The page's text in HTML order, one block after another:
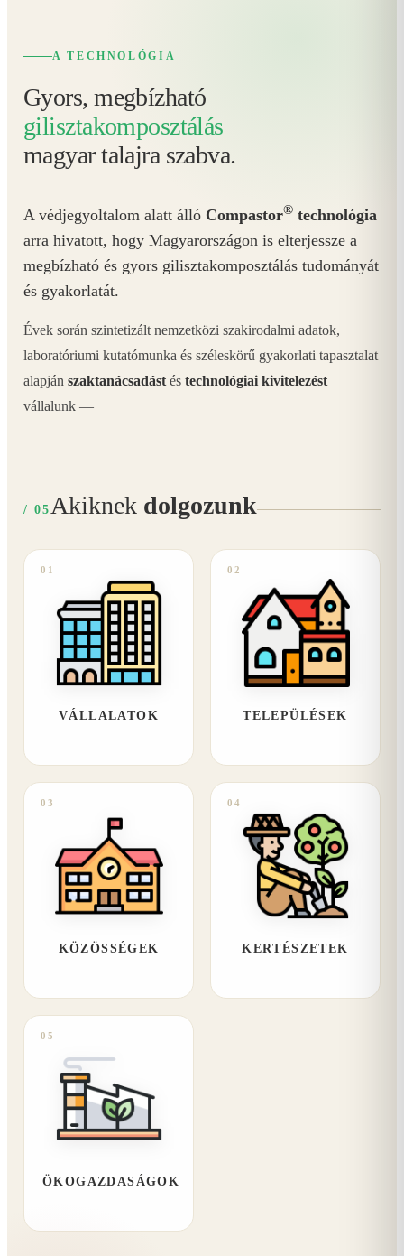
A TECHNOLÓGIA
Gyors, megbízható
gilisztakomposztálás
magyar talajra szabva.
A védjegyoltalom alatt álló Compastor® technológia
arra hivatott, hogy Magyarországon is elterjessze a
megbízható és gyors gilisztakomposztálás tudományát
és gyakorlatát.
Évek során szintetizált nemzetközi szakirodalmi adatok,
laboratóriumi kutatómunka és széleskörű gyakorlati tapasztalat
alapján szaktanácsadást és technológiai kivitelezést
vállalunk —
/ 05 Akiknek dolgozunk
01
VÁLLALATOK
02
TELEPÜLÉSEK
03
KÖZÖSSÉGEK
04
KERTÉSZETEK
05
ÖKOGAZDASÁGOK